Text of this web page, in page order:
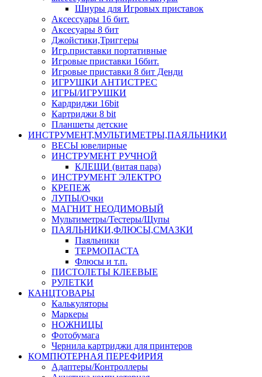
Шнуры для Игровых приставок
Аксессуары 16 бит.
Аксесуары 8 бит
Джойстики,Триггеры
Игр.приставки портативные
Игровые приставки 16бит.
Игровые приставки 8 бит Денди
ИГРУШКИ АНТИСТРЕС
ИГРЫ/ИГРУШКИ
Кардриджи 16bit
Картриджи 8 bit
Планшеты детские
ИНСТРУМЕНТ,МУЛЬТИМЕТРЫ,ПАЯЛЬНИКИ
ВЕСЫ ювелирные
ИНСТРУМЕНТ РУЧНОЙ
КЛЕЩИ (витая пара)
ИНСТРУМЕНТ ЭЛЕКТРО
КРЕПЕЖ
ЛУПЫ/Очки
МАГНИТ НЕОДИМОВЫЙ
Мультиметры/Тестеры/Щупы
ПАЯЛЬНИКИ,ФЛЮСЫ,СМАЗКИ
Паяльники
ТЕРМОПАСТА
Флюсы и т.п.
ПИСТОЛЕТЫ КЛЕЕВЫЕ
РУЛЕТКИ
КАНЦТОВАРЫ
Калькуляторы
Маркеры
НОЖНИЦЫ
Фотобумага
Чернила картриджи для принтеров
КОМПЮТЕРНАЯ ПЕРЕФИРИЯ
Адаптеры/Контроллеры